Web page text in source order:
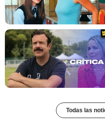
Todas las